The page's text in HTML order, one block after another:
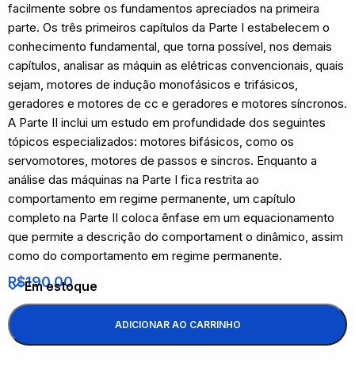
facilmente sobre os fundamentos apreciados na primeira
parte. Os três primeiros capítulos da Parte I estabelecem o
conhecimento fundamental, que torna possível, nos demais
capítulos, analisar as máquin as elétricas convencionais, quais
sejam, motores de indução monofásicos e trifásicos,
geradores e motores de cc e geradores e motores síncronos.
A Parte II inclui um estudo em profundidade dos seguintes
tópicos especializados: motores bifásicos, como os
servomotores, motores de passos e sincros. Enquanto a
análise das máquinas na Parte I fica restrita ao
comportamento em regime permanente, um capítulo
completo na Parte II coloca ênfase em um equacionamento
que permite a descrição do comportament o dinâmico, assim
como do comportamento em regime permanente.
R$190,00
Em estoque
ADICIONAR AO CARRINHO